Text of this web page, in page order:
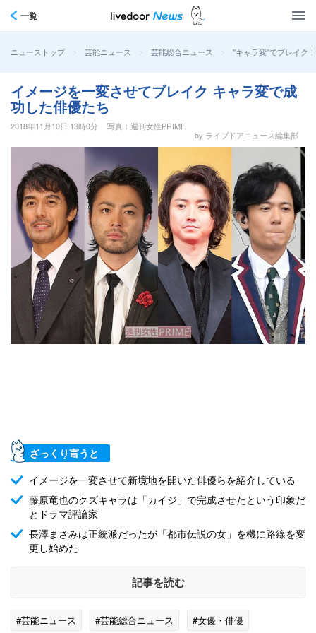
一覧
ニューストップ > 芸能ニュース > 芸能総合ニュース > “キャラ変”でブレイク
イメージを一変させてブレイク キャラ変で成
功した俳優たち
2018年11月10日 13時0分
写真：週刊女性PRIME
by ライブドアニュース編集部
ざっくり言うと
イメージを一変させて新境地を開いた俳優らを紹介している
藤原竜也のクズキャラは「カイジ」で完成させたという印象だ
とドラマ評論家
長澤まさみは正統派だったが「都市伝説の女」を機に路線を変
更し始めた
記事を読む
#芸能ニュース #芸能総合ニュース
#女優・俳優